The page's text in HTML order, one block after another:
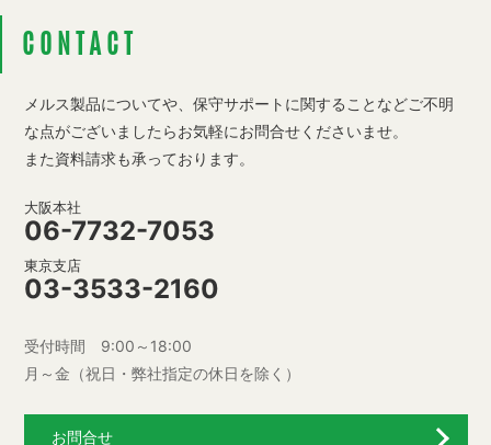
CONTACT
メルス製品についてや、保守サポートに関することなどご不明
な点がございましたらお気軽にお問合せくださいませ。
また資料請求も承っております。
大阪本社
06-7732-7053
東京支店
03-3533-2160
受付時間 9:00～18:00
月～金（祝日・弊社指定の休日を除く）
お問合せ